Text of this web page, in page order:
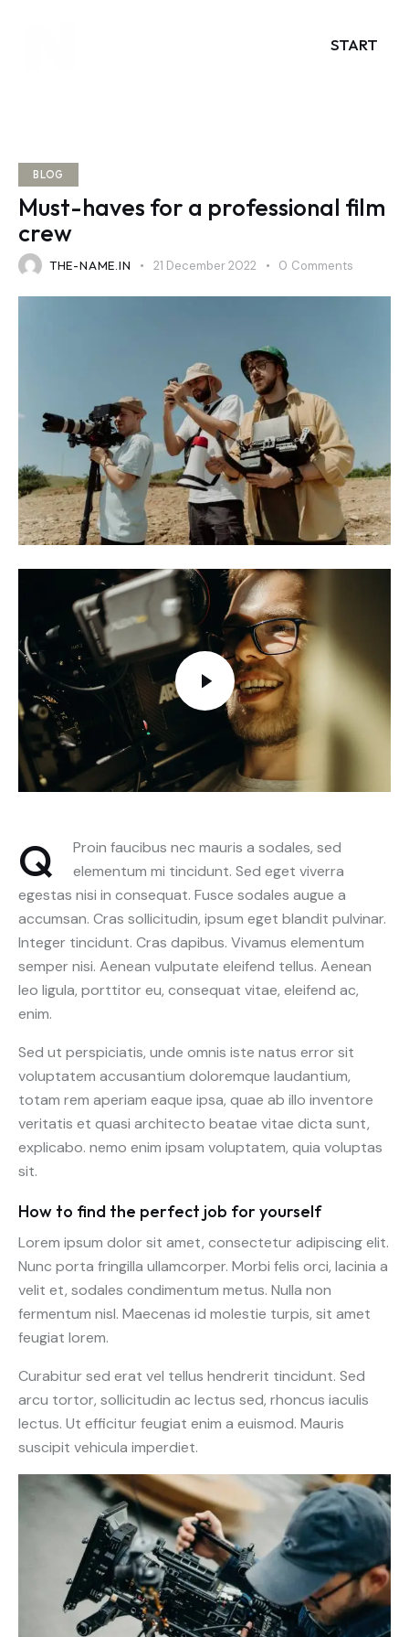
START
BLOG
Must-haves for a professional film
crew
THE-NAME.IN 21 December 2022 0 Comments
Q
Proin faucibus nec mauris a sodales, sed
elementum mi tincidunt. Sed eget viverra
egestas nisi in consequat. Fusce sodales augue a
accumsan. Cras sollicitudin, ipsum eget blandit pulvinar.
Integer tincidunt. Cras dapibus. Vivamus elementum
semper nisi. Aenean vulputate eleifend tellus. Aenean
leo ligula, porttitor eu, consequat vitae, eleifend ac,
enim.
Sed ut perspiciatis, unde omnis iste natus error sit
voluptatem accusantium doloremque laudantium,
totam rem aperiam eaque ipsa, quae ab illo inventore
veritatis et quasi architecto beatae vitae dicta sunt,
explicabo. nemo enim ipsam voluptatem, quia voluptas
sit.
How to find the perfect job for yourself
Lorem ipsum dolor sit amet, consectetur adipiscing elit.
Nunc porta fringilla ullamcorper. Morbi felis orci, lacinia a
velit et, sodales condimentum metus. Nulla non
fermentum nisl. Maecenas id molestie turpis, sit amet
feugiat lorem.
Curabitur sed erat vel tellus hendrerit tincidunt. Sed
arcu tortor, sollicitudin ac lectus sed, rhoncus iaculis
lectus. Ut efficitur feugiat enim a euismod. Mauris
suscipit vehicula imperdiet.